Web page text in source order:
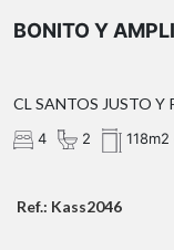
BONITO Y
CL SANTOS JUSTO Y
4 2
Ref.: Kass2046